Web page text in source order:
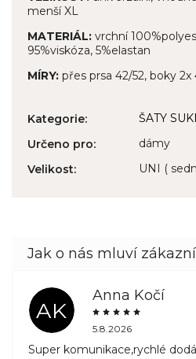
menší XL
MATERIÁL: vrchní
95%viskóza, 5%elastan
MÍRY: přes prsa 42/52, boky
Kategorie:
ŠATY
Určeno pro:
dámy
Velikost: UNI (
AK
Anna Kočí
5.8.2026
Super komunikace,rychlé